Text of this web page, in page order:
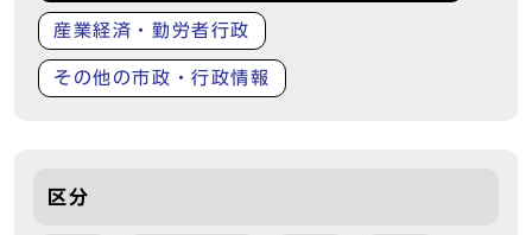
産業経済・勤労者行政
その他の市政・行政情報
区分